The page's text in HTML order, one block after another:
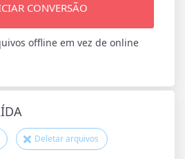
CONVERSÃO
offline em vez de online
Deletar arquivos